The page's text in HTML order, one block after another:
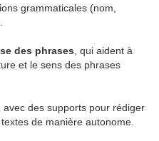
grammaticales (nom,
des phrases , qui aident à
et le sens des phrases
, avec des supports pour rédiger
de manière autonome.